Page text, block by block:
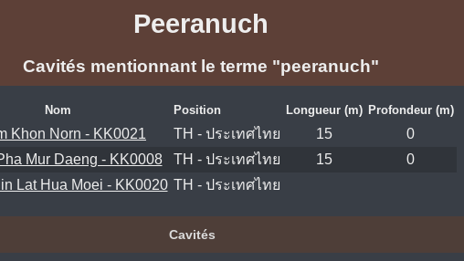
Peeranuch
Cavités mentionnant le terme "peeranuch"
Nom Position Longueur (m) Profondeur (m)
Khon Norn - KK0021 TH - ประเทศไทย 15
0
Mur Daeng - KK0008
TH - ประเทศไทย 15
0
Lat Hua Moei - KK0020 TH - ประเทศไทย
Cavités